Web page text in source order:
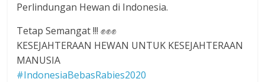
Perlindungan Hewan di Indonesia.
Tetap Semangat !!!✊✊✊
KESEJAHTERAAN HEWAN UNTUK KESEJAHTERAAN
MANUSIA
#IndonesiaBebasRabies2020